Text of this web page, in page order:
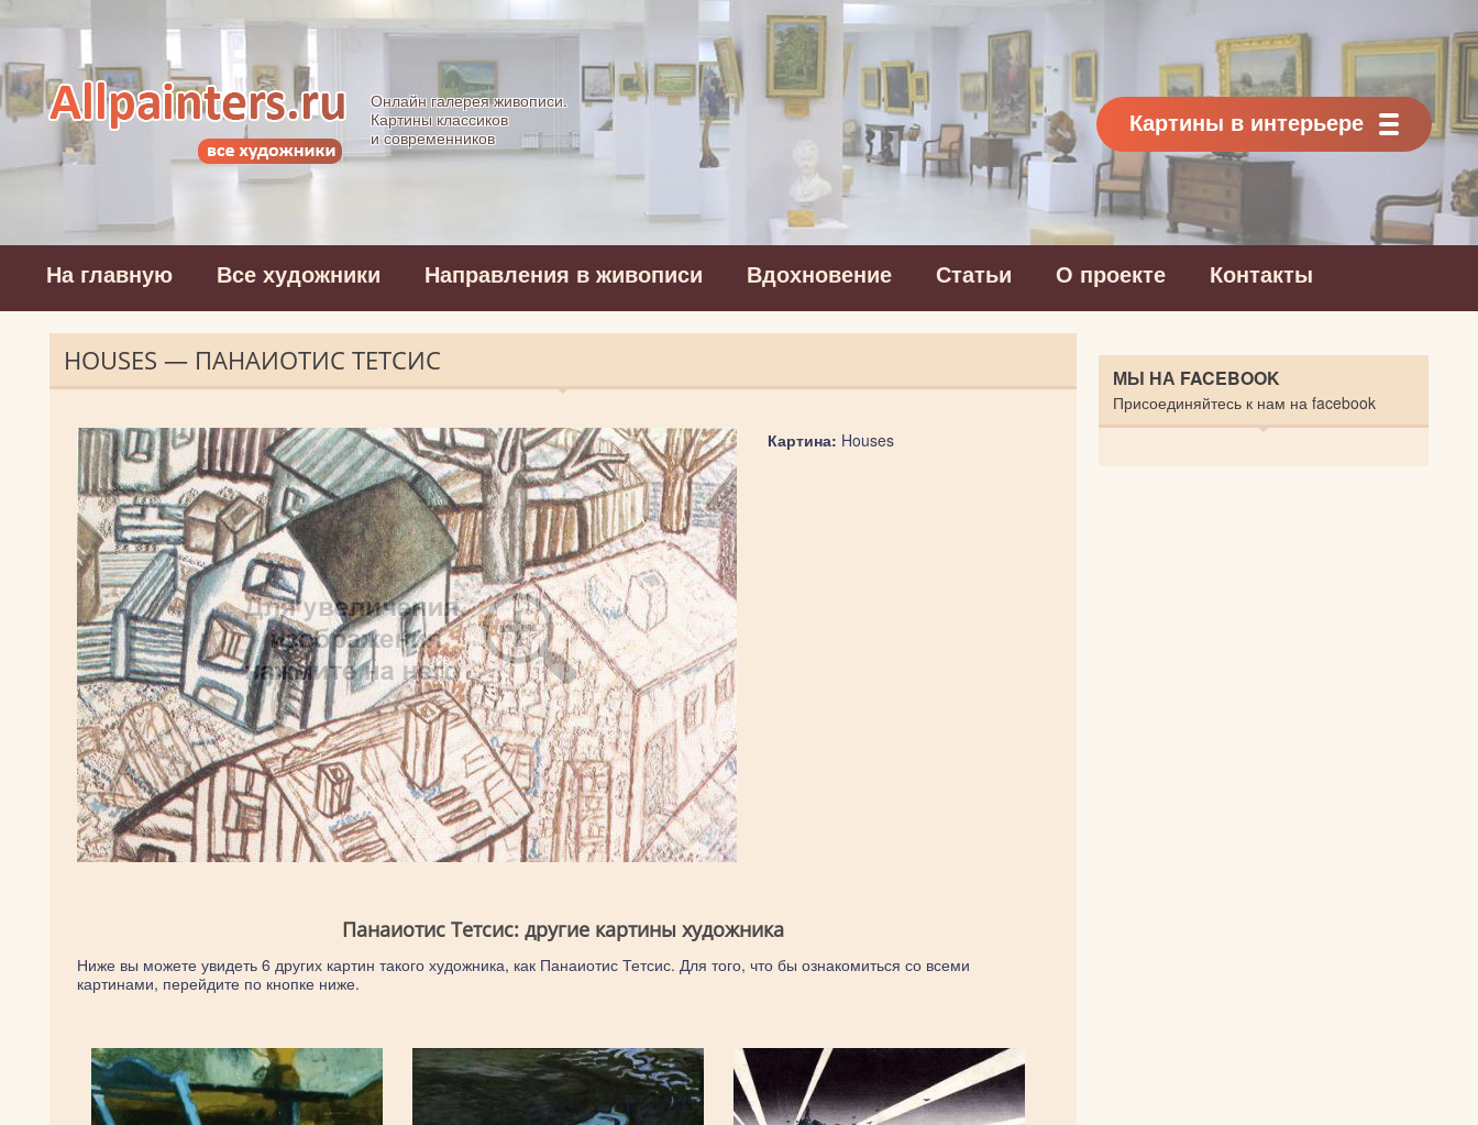
Allpainters.ru - картинная галерея
Онлайн галерея живописи.
Картины классиков
и современников
Картины в интерьере
На главную Все художники Направления в живописи Вдохновение Статьи О проекте Контакты
HOUSES — ПАНАИОТИС ТЕТСИС
Картина: Houses
Панаиотис Тетсис: другие картины художника
Ниже вы можете увидеть 6 других картин такого художника, как Панаиотис Тетсис. Для того, что бы ознакомиться со всеми
картинами, перейдите по кнопке ниже.
МЫ НА FACEBOOK
Присоединяйтесь к нам на facebook